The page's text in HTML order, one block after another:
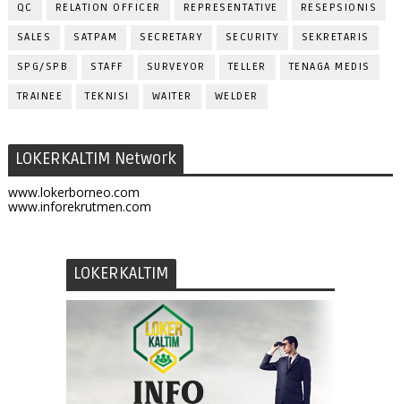
QC RELATION OFFICER REPRESENTATIVE RESEPSIONIS
SALES SATPAM SECRETARY SECURITY SEKRETARIS
SPG/SPB STAFF SURVEYOR TELLER TENAGA MEDIS
TRAINEE TEKNISI WAITER WELDER
LOKERKALTIM Network
www.lokerborneo.com
www.inforekrutmen.com
LOKERKALTIM